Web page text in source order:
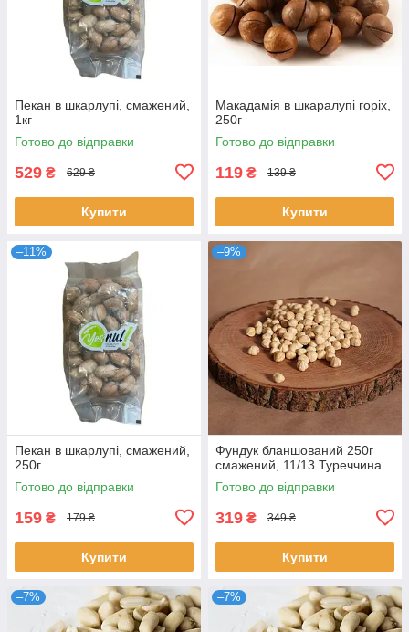
Пекан в шкарлупі, смажений,
1кг
Готово до відправки
529 ₴ 629 ₴
Купити
Макадамія в шкаралупі горіх,
250г
Готово до відправки
119 ₴ 139 ₴
Купити
–11%
Пекан в шкарлупі, смажений,
250г
Готово до відправки
159 ₴ 179 ₴
Купити
–9%
Фундук бланшований 250г
смажений, 11/13 Туреччина
Готово до відправки
319 ₴ 349 ₴
Купити
–7% –7%